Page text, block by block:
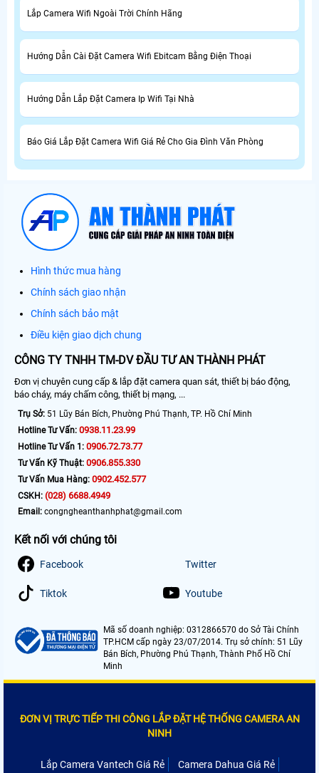
Lắp Camera Wifi Ngoài Trời Chính Hãng
Hướng Dẫn Cài Đặt Camera Wifi Ebitcam Bằng Điện Thoại
Hướng Dẫn Lắp Đặt Camera Ip Wifi Tại Nhà
Báo Giá Lắp Đặt Camera Wifi Giá Rẻ Cho Gia Đình Văn Phòng
Hình thức mua hàng
Chính sách giao nhận
Chính sách bảo mật
Điều kiện giao dịch chung
CÔNG TY TNHH TM-DV ĐẦU TƯ AN THÀNH PHÁT
Đơn vị chuyên cung cấp & lắp đặt camera quan sát, thiết bị báo động,
báo cháy, máy chấm công, thiết bị mạng, ...
Trụ Sở: 51 Lũy Bán Bích, Phường Phú Thạnh, TP. Hồ Chí Minh
Hotline Tư Vấn: 0938.11.23.99
Hotline Tư Vấn 1: 0906.72.73.77
Tư Vấn Kỹ Thuật: 0906.855.330
Tư Vấn Mua Hàng: 0902.452.577
CSKH: (028) 6688.4949
Email: congngheanthanhphat@gmail.com
Kết nối với chúng tôi
Facebook Twitter
Tiktok Youtube
Mã số doanh nghiệp: 0312866570 do Sở Tài Chính
TP.HCM cấp ngày 23/07/2014. Trụ sở chính: 51 Lũy
Bán Bích, Phường Phú Thạnh, Thành Phố Hồ Chí
Minh
ĐƠN VỊ TRỰC TIẾP THI CÔNG LẮP ĐẶT HỆ THỐNG CAMERA AN
NINH
Lắp Camera Vantech Giá Rẻ Camera Dahua Giá Rẻ